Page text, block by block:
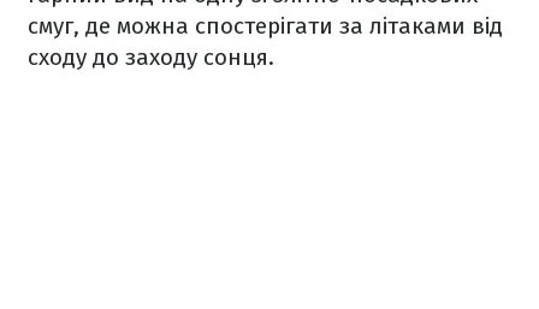
смуг, де можна спостерігати за літаками від
сходу до заходу сонця.